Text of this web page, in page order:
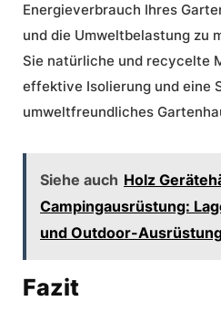
Energieverbrauch Ihres
und die Umweltbelastung zu
Sie natürliche und recycelte
effektive Isolierung und eine
umweltfreundliches
Siehe auch Holz
Campingausrüstung:
und Outdoor-
Fazit